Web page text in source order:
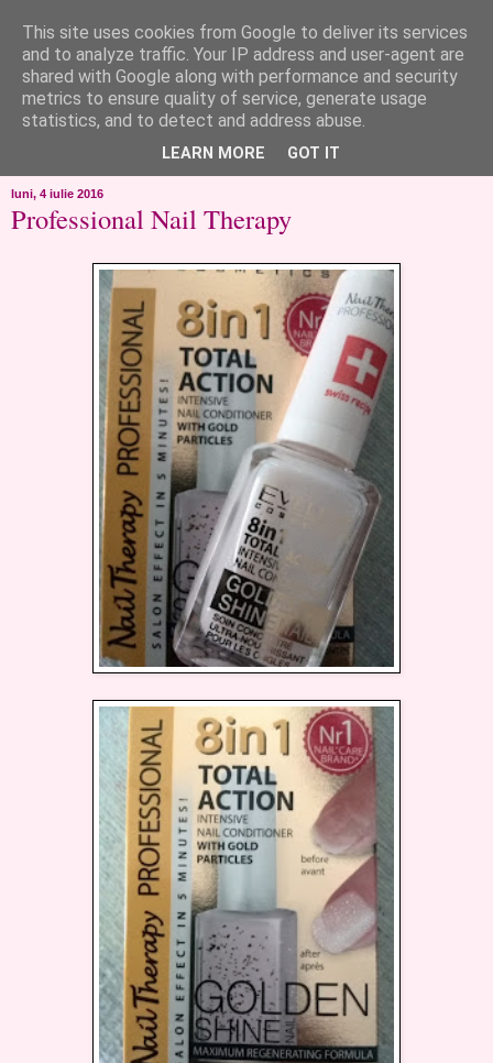
like ?...or not!
..de toate!!!!!..alandala...cum imi trec prin minte..si cum am
chef..incercate pe pielea mea..
luni, 4 iulie 2016
Professional Nail Therapy
This site uses cookies from Google to deliver its services
and to analyze traffic. Your IP address and user-agent are
shared with Google along with performance and security
metrics to ensure quality of service, generate usage
statistics, and to detect and address abuse.
LEARN MORE GOT IT